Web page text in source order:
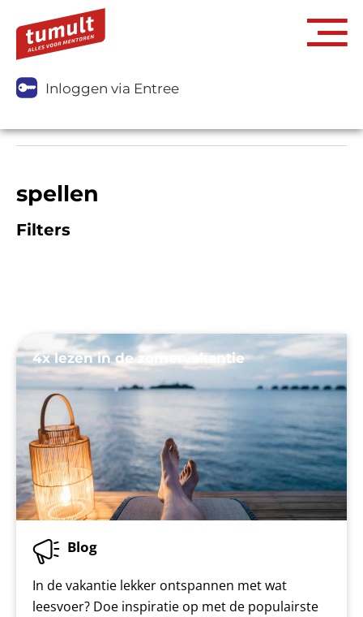
Inloggen via Entree
spellen
Filters
4x lezen in de zomervakantie
Blog
In de vakantie lekker ontspannen met wat
leesvoer? Doe inspiratie op met de populairste